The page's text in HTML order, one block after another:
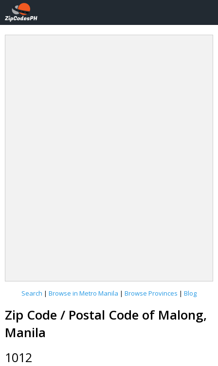
Search | Browse in Metro Manila | Browse Provinces | Blog
Zip Code / Postal Code of Malong,
Manila
1012